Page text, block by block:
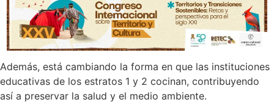
Además, está cambiando la forma en que las instituciones
educativas de los estratos 1 y 2 cocinan, contribuyendo
así a preservar la salud y el medio ambiente.